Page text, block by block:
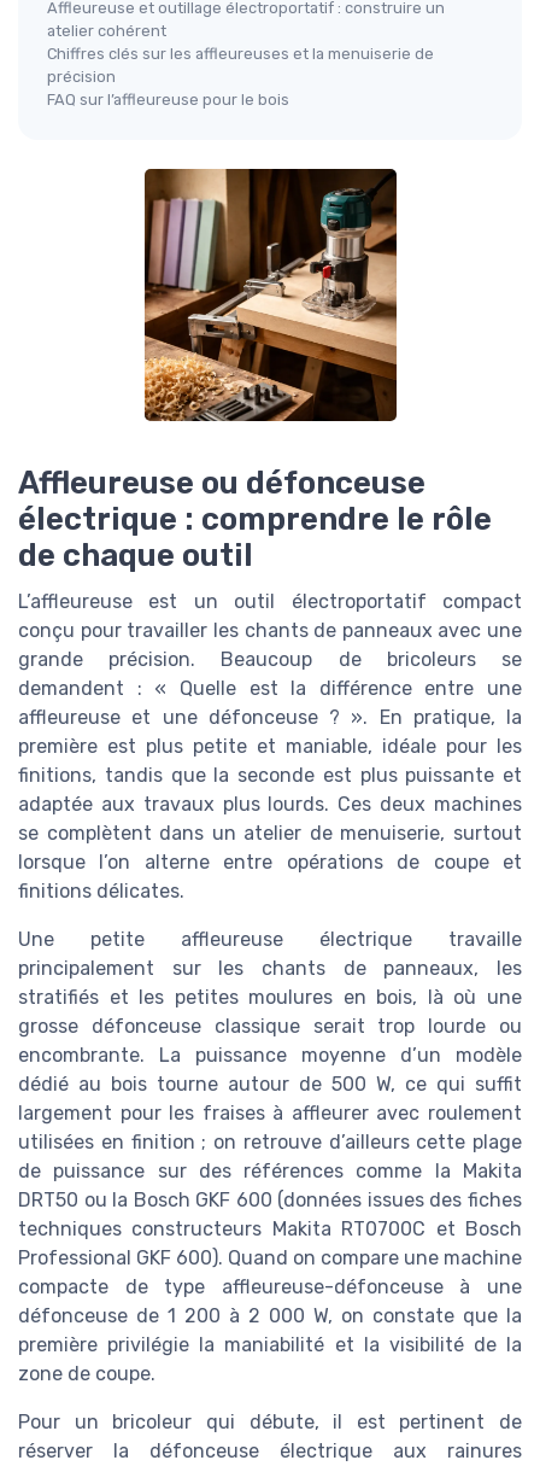
Affleureuse et outillage électroportatif : construire un
atelier cohérent
Chiffres clés sur les affleureuses et la menuiserie de
précision
FAQ sur l’affleureuse pour le bois
Affleureuse ou défonceuse
électrique : comprendre le rôle
de chaque outil
L’affleureuse est un outil électroportatif compact
conçu pour travailler les chants de panneaux avec une
grande précision. Beaucoup de bricoleurs se
demandent : « Quelle est la différence entre une
affleureuse et une défonceuse ? ». En pratique, la
première est plus petite et maniable, idéale pour les
finitions, tandis que la seconde est plus puissante et
adaptée aux travaux plus lourds. Ces deux machines
se complètent dans un atelier de menuiserie, surtout
lorsque l’on alterne entre opérations de coupe et
finitions délicates.
Une petite affleureuse électrique travaille
principalement sur les chants de panneaux, les
stratifiés et les petites moulures en bois, là où une
grosse défonceuse classique serait trop lourde ou
encombrante. La puissance moyenne d’un modèle
dédié au bois tourne autour de 500 W, ce qui suffit
largement pour les fraises à affleurer avec roulement
utilisées en finition ; on retrouve d’ailleurs cette plage
de puissance sur des références comme la Makita
DRT50 ou la Bosch GKF 600 (données issues des fiches
techniques constructeurs Makita RT0700C et Bosch
Professional GKF 600). Quand on compare une machine
compacte de type affleureuse-défonceuse à une
défonceuse de 1 200 à 2 000 W, on constate que la
première privilégie la maniabilité et la visibilité de la
zone de coupe.
Pour un bricoleur qui débute, il est pertinent de
réserver la défonceuse électrique aux rainures